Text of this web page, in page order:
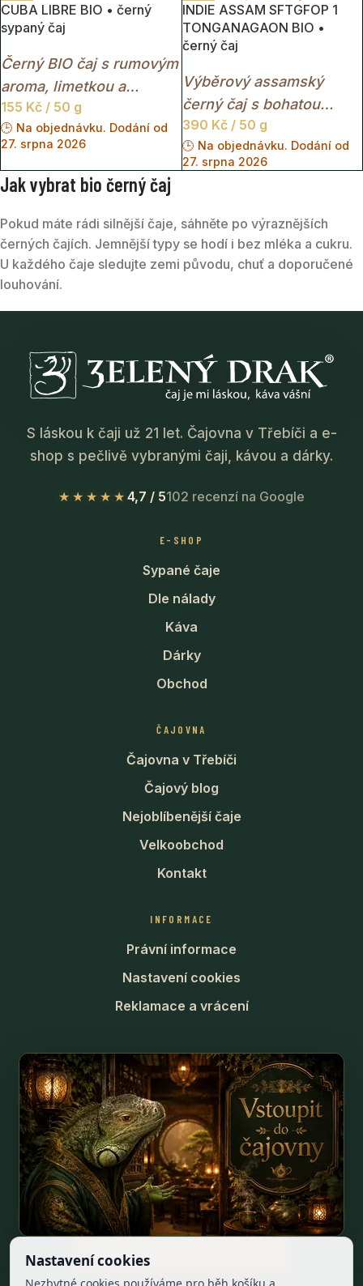
CUBA LIBRE BIO • černý
sypaný čaj
Černý BIO čaj s rumovým
aroma, limetkou a
citrusovou svěžestí
inspirovaný slavným
koktejlem Cuba Libre.
155 Kč / 50 g
🕒 Na objednávku. Dodání od
27. srpna 2026
INDIE ASSAM SFTGFOP 1
TONGANAGAON BIO •
černý čaj
Výběrový assamský
černý čaj s bohatou
sladovou chutí, jemnou
medovou sladkostí a
hlubokou červeno-zlatou
390 Kč/ 50 g
🕒 Na objednávku. Dodání od
27. srpna 2026
Jak vybrat bio černý čaj
Pokud máte rádi silnější čaje, sáhněte po výraznějších
černých čajích. Jemnější typy se hodí i bez mléka a cukru.
U každého čaje sledujte zemi původu, chuť a doporučené
louhování.
S láskou k čaji už 21 let. Čajovna v Třebíči a e-
shop s pečlivě vybranými čaji, kávou a dárky.
★★★★★ 4,7 / 5102 recenzí na Google
E-SHOP
Sypané čaje
Dle nálady
Káva
Dárky
Obchod
ČAJOVNA
Čajovna v Třebíči
Čajový blog
Nejoblíbenější čaje
Velkoobchod
Kontakt
INFORMACE
Právní informace
Nastavení cookies
Reklamace a vrácení
Odstoupit od smlouvy online
Nastavení cookies